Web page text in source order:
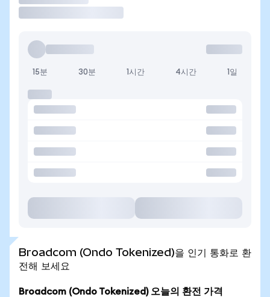
15분 30분 1시간 4시간 1일
Broadcom (Ondo Tokenized)을 인기 통화로 환
전해 보세요
Broadcom (Ondo Tokenized) 오늘의 환전 가격